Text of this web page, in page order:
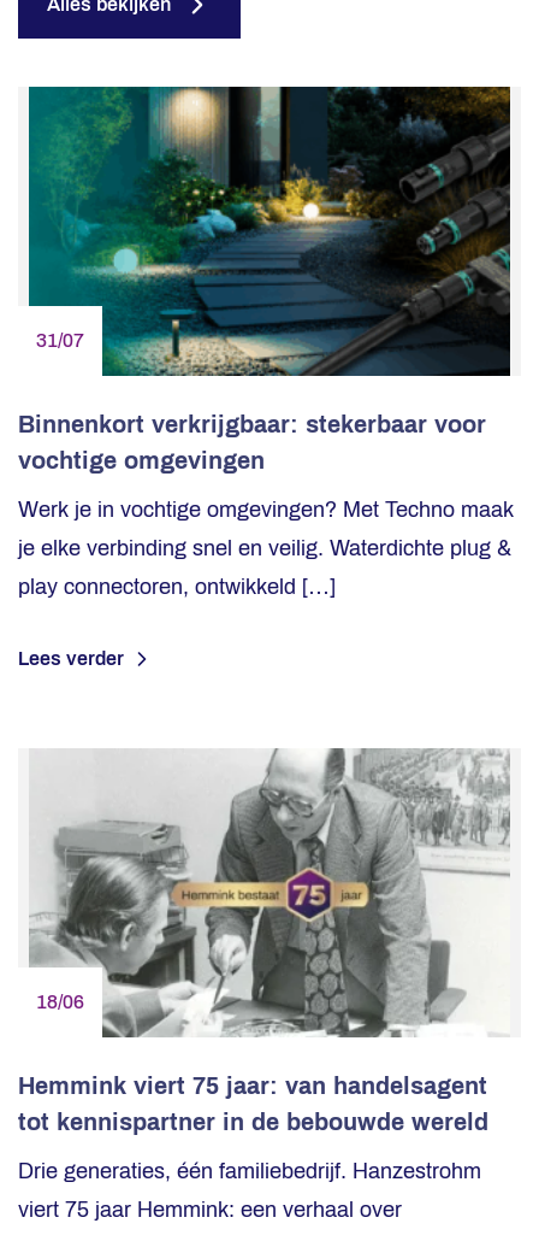
Alles bekijken
31/07
Binnenkort verkrijgbaar: stekerbaar voor
vochtige omgevingen
Werk je in vochtige omgevingen? Met Techno maak
je elke verbinding snel en veilig. Waterdichte plug &
play connectoren, ontwikkeld […]
Lees verder
18/06
Hemmink viert 75 jaar: van handelsagent
tot kennispartner in de bebouwde wereld
Drie generaties, één familiebedrijf. Hanzestrohm
viert 75 jaar Hemmink: een verhaal over